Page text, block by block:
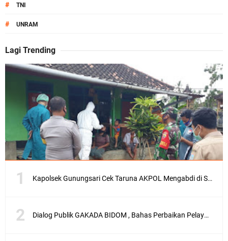
# TNI
# UNRAM
Lagi Trending
Kapolsek Gunungsari Cek Taruna AKPOL Mengabdi di SRD 4
Dialog Publik GAKADA BIDOM , Bahas Perbaikan Pelayanan Medis di NTB